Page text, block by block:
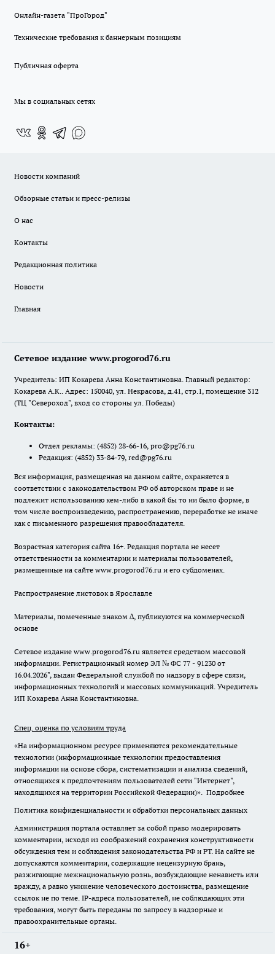
Онлайн-газета "ПроГород"
Технические требования к баннерным позициям
Публичная оферта
Мы в социальных сетях
Новости компаний
Обзорные статьи и пресс-релизы
О нас
Контакты
Редакционная политика
Новости
Главная
Сетевое издание www.progorod76.ru
Учредитель: ИП Кокарева Анна Константиновна. Главный редактор:
Кокарева А.К.. Адрес: 150040, ул. Некрасова, д.41, стр.1, помещение 312
(ТЦ "Североход", вход со стороны ул. Победы)
Контакты:
Отдел рекламы: (4852) 28-66-16, pro@pg76.ru
Редакция: (4852) 33-84-79, red@pg76.ru
Вся информация, размещенная на данном сайте, охраняется в
соответствии с законодательством РФ об авторском праве и не
подлежит использованию кем-либо в какой бы то ни было форме, в
том числе воспроизведению, распространению, переработке не иначе
как с письменного разрешения правообладателя.
Возрастная категория сайта 16+. Редакция портала не несет
ответственности за комментарии и материалы пользователей,
размещенные на сайте www.progorod76.ru и его субдоменах.
Распространение листовок в Ярославле
Материалы, помеченные знаком ∆, публикуются на коммерческой
основе
Сетевое издание www.progorod76.ru является средством массовой
информации. Регистрационный номер ЭЛ № ФС 77 - 91230 от
16.04.2026", выдан Федеральной службой по надзору в сфере связи,
информационных технологий и массовых коммуникаций. Учредитель
ИП Кокарева Анна Константиновна.
Спец. оценка по условиям труда
«На информационном ресурсе применяются рекомендательные
технологии (информационные технологии предоставления
информации на основе сбора, систематизации и анализа сведений,
относящихся к предпочтениям пользователей сети "Интернет",
находящихся на территории Российской Федерации)». Подробнее
Политика конфиденциальности и обработки персональных данных
Администрация портала оставляет за собой право модерировать
комментарии, исходя из соображений сохранения конструктивности
обсуждения тем и соблюдения законодательства РФ и РТ. На сайте не
допускаются комментарии, содержащие нецензурную брань,
разжигающие межнациональную рознь, возбуждающие ненависть или
вражду, а равно унижение человеческого достоинства, размещение
ссылок не по теме. IP-адреса пользователей, не соблюдающих эти
требования, могут быть переданы по запросу в надзорные и
правоохранительные органы.
16+